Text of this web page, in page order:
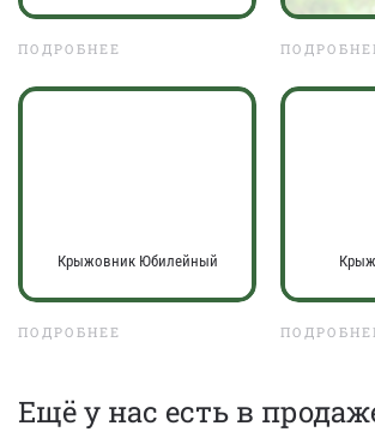
ПОДРОБНЕЕ
Крыжовник Юбилейный
ПОДРОБНЕЕ
Eщё у нас есть в